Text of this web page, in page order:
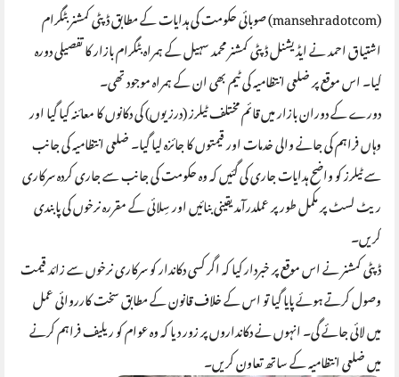
(mansehradotcom) صوبائی حکومت کی ہدایات کے مطابق ڈپٹی کمشنر بٹگرام
اشتیاق احمد نے ایڈیشنل ڈپٹی کمشنر محمد سہیل کے ہمراہ بٹگرام بازار کا تفصیلی دورہ
کیا۔ اس موقع پر ضلعی انتظامیہ کی ٹیم بھی ان کے ہمراہ موجود تھی۔
دورے کے دوران بازار میں قائم مختلف ٹیلرز (درزیوں) کی دکانوں کا معائنہ کیا گیا اور
وہاں فراہم کی جانے والی خدمات اور قیمتوں کا جائزہ لیا گیا۔ ضلعی انتظامیہ کی جانب
سے ٹیلرز کو واضح ہدایات جاری کی گئیں کہ وہ حکومت کی جانب سے جاری کردہ سرکاری
ریٹ لسٹ پر مکمل طور پر عملدرآمد یقینی بنائیں اور سِلائی کے مقررہ نرخوں کی پابندی
کریں۔
ڈپٹی کمشنر نے اس موقع پر خبردار کیا کہ اگر کسی دکاندار کو سرکاری نرخوں سے زائد قیمت
وصول کرتے ہوئے پایا گیا تو اس کے خلاف قانون کے مطابق سخت کارروائی عمل
میں لائی جائے گی۔ انہوں نے دکانداروں پر زور دیا کہ وہ عوام کو ریلیف فراہم کرنے
میں ضلعی انتظامیہ کے ساتھ تعاون کریں۔